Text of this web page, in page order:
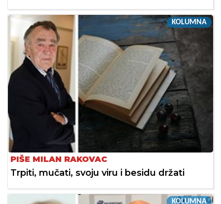
KOLUMNA
PIŠE MILAN RAKOVAC
Trpiti, mučati, svoju viru i besidu držati
KOLUMNA